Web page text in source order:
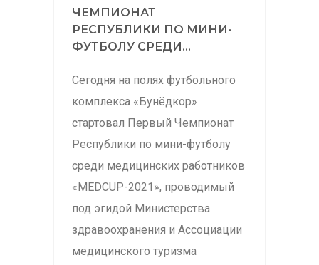
ЧЕМПИОНАТ
РЕСПУБЛИКИ ПО МИНИ-
ФУТБОЛУ СРЕДИ...
Сегодня на полях футбольного
комплекса «Бунёдкор»
стартовал Первый Чемпионат
Республики по мини-футболу
среди медицинских работников
«MEDCUP-2021», проводимый
под эгидой Министерства
здравоохранения и Ассоциации
медицинского туризма